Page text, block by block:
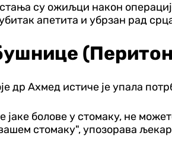
су ожиљци након
апетита и убрзан рад
др Ахмед истиче је упала
јаке болове у стомаку, не
стомаку", упозорава